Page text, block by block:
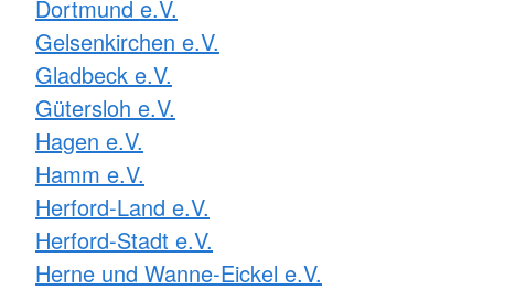
Dortmund e.V.
Gelsenkirchen e.V.
Gladbeck e.V.
Gütersloh e.V.
Hagen e.V.
Hamm e.V.
Herford-Land e.V.
Herford-Stadt e.V.
Herne und Wanne-Eickel e.V.